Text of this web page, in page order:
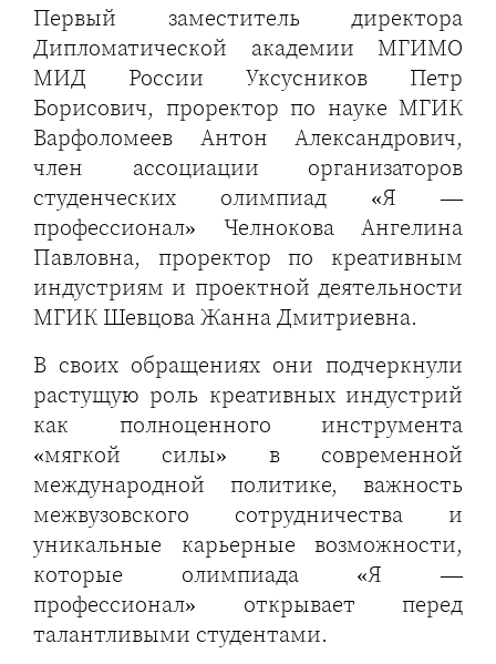
Первый заместитель директора
Дипломатической академии МГИМО
МИД России Уксусников Петр
Борисович, проректор по науке МГИК
Варфоломеев Антон Александрович,
член ассоциации организаторов
студенческих олимпиад «Я —
профессионал» Челнокова Ангелина
Павловна, проректор по креативным
индустриям и проектной деятельности
МГИК Шевцова Жанна Дмитриевна.
В своих обращениях они подчеркнули
растущую роль креативных индустрий
как полноценного инструмента
«мягкой силы» в современной
международной политике, важность
межвузовского сотрудничества и
уникальные карьерные возможности,
которые олимпиада «Я —
профессионал» открывает перед
талантливыми студентами.